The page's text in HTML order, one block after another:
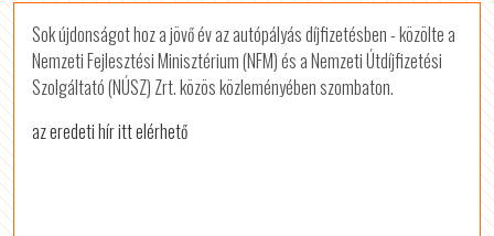
Sok újdonságot hoz a jövő év az autópályás díjfizetésben - közölte a
Nemzeti Fejlesztési Minisztérium (NFM) és a Nemzeti Útdíjfizetési
Szolgáltató (NÚSZ) Zrt. közös közleményében szombaton.
az eredeti hír itt elérhető